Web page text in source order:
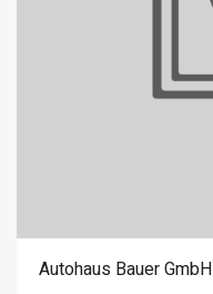
Autohaus Bauer GmbH